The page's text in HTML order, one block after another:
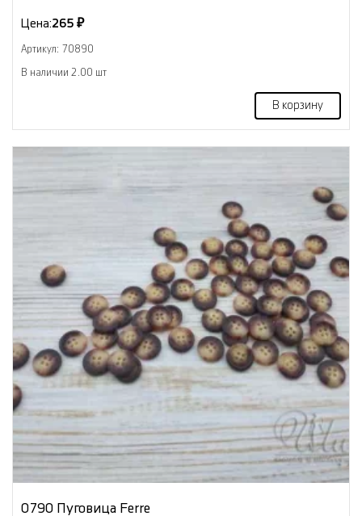
Цена:265 ₽
Артикул: 70890
В наличии 2.00 шт
В корзину
0790 Пуговица Ferre